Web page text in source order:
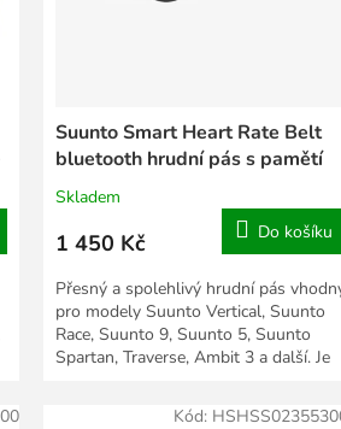
Suunto Smart Heart Rate Belt
bluetooth hrudní pás s pamětí
Skladem
1 450 Kč Do košíku
Přesný a spolehlivý hrudní pás
pro modely Suunto Vertical, Suunto
Race, Suunto 9, Suunto 5, Suunto
Spartan, Traverse, Ambit 3 a další. Je
Kód: